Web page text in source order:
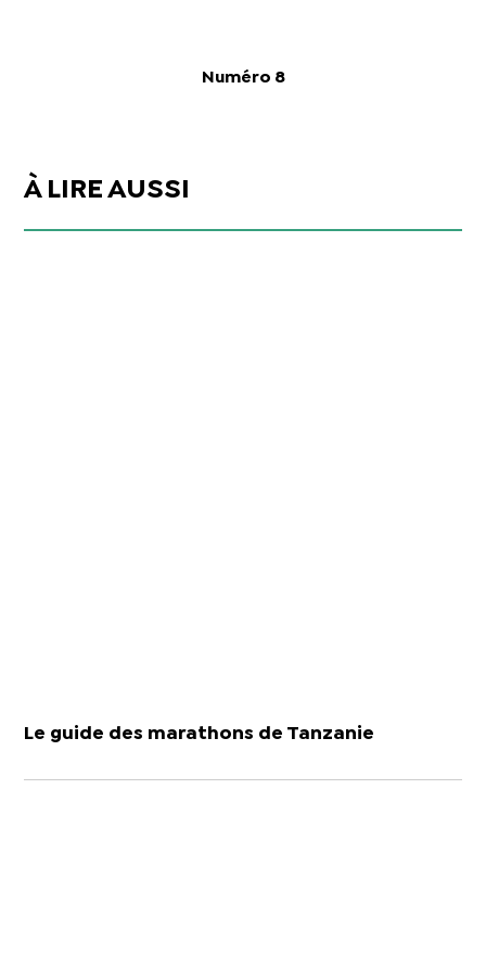
Numéro 8
À LIRE AUSSI
Le guide des marathons de Tanzanie